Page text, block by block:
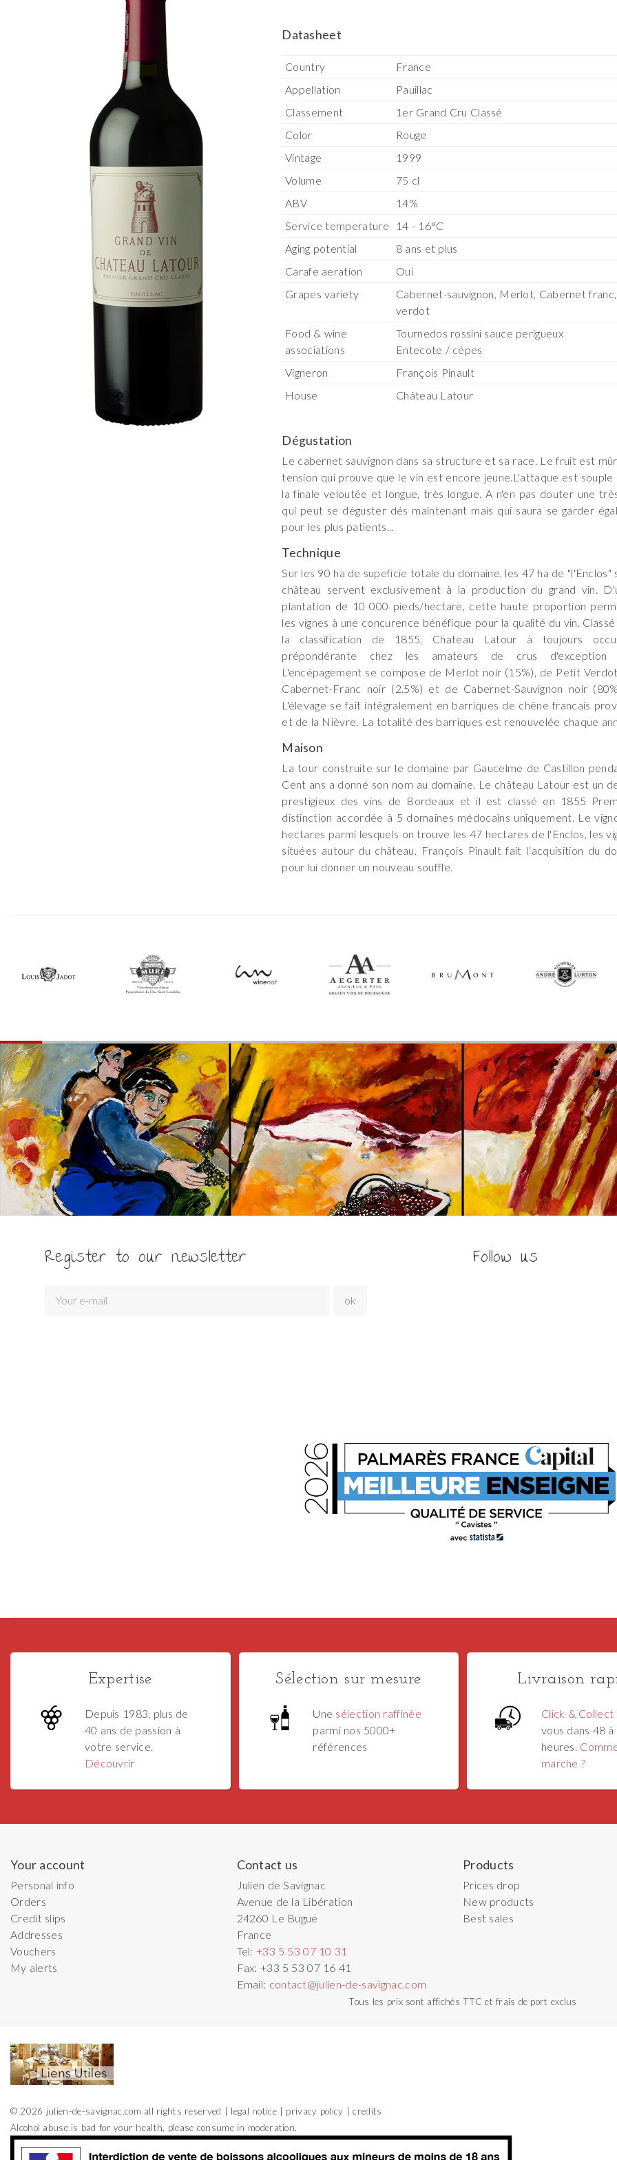
Datasheet
Country
France
Appellation
Pauillac
Classement
1er Grand Cru Classé
Color
Rouge
Vintage
1999
Volume
75 cl
ABV
14%
Service temperature
14 - 16°C
Aging potential
8 ans et plus
Carafe aeration
Oui
Grapes variety
Cabernet-sauvignon, Merlot, Cabernet
verdot
Food & wine
associations
Tournedos rossini sauce perigueux
Entecote / cépes
Vigneron
François Pinault
House
Château Latour
Dégustation
Le cabernet sauvignon dans sa structure et sa race. Le fruit est
tension qui prouve que le vin est encore jeune.L'attaque est souple
la finale veloutée et longue, très longue. A n'en pas douter une
qui peut se déguster dés maintenant mais qui saura se garder
pour les plus patients...
Technique
Sur les 90 ha de supeficie totale du domaine, les 47 ha de "l'Enclos"
château servent exclusivement à la production du grand vin.
plantation de 10 000 pieds/hectare, cette haute proportion
les vignes à une concurence bénéfique pour la qualité du vin.
la classification de 1855, Chateau Latour à toujours
prépondérante chez les amateurs de crus d'exception
L'encépagement se compose de Merlot noir (15%), de Petit
Cabernet-Franc noir (2.5%) et de Cabernet-Sauvignon noir
L'élevage se fait intégralement en barriques de chêne francais
et de la Nièvre. La totalité des barriques est renouvelée chaque
Maison
La tour construite sur le domaine par Gaucelme de Castillon
Cent ans a donné son nom au domaine. Le château Latour est un
prestigieux des vins de Bordeaux et il est classé en 1855
distinction accordée à 5 domaines médocains uniquement. Le
hectares parmi lesquels on trouve les 47 hectares de l'Enclos, les
situées autour du château. François Pinault fait l’acquisition du
pour lui donner un nouveau souffle.
Register to our newsletter Follow us
Expertise
Depuis 1983, plus de
40 ans de passion à
votre service.
Découvrir
Sélection sur mesure
Une sélection raffinée
parmi nos 5000+
références
Livraison
Click & Collect
vous dans 48 à
heures.
marche ?
Your account
Personal info
Orders
Credit slips
Addresses
Vouchers
My alerts
Contact us
Julien de Savignac
Avenue de la Libération
24260 Le Bugue
France
Tel: +33 5 53 07 10 31
Fax: +33 5 53 07 16 41
Email: contact@julien-de-savignac.com
Products
Prices drop
New products
Best sales
Tous les prix sont affichés TTC et frais de port exclus
© 2026 julien-de-savignac.com all rights reserved legal notice privacy policy
credits
Alcohol abuse is bad for your health, please consume in moderation.